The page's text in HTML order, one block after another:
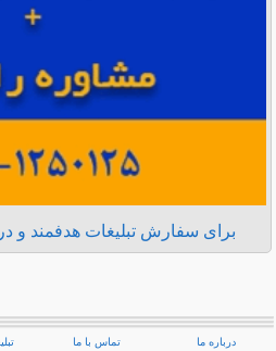
برای سفارش تبلیغات هدفمند و
درباره ما تماس با ما